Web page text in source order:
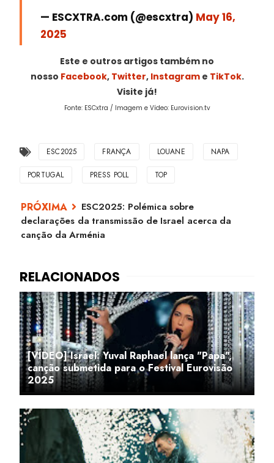
— ESCXTRA.com (@escxtra) May 16,
2025
Este e outros artigos também no
nosso Facebook, Twitter, Instagrame TikTok.
Visite já!
Fonte: ESCxtra / Imagem e Vídeo: Eurovision.tv
ESC2025 FRANÇA LOUANE NAPA
PORTUGAL PRESS POLL TOP
ESC2025: Polémica sobre
declarações da transmissão de Israel acerca da
canção da Arménia
[VÍDEO] Israel: Yuval Raphael lança "Papa",
canção submetida para o Festival Eurovisão
2025